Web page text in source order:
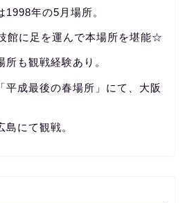
1998年の5月場所。
館に足を運んで本場所を堪能☆
所も観戦経験あり。
平成最後の春場所」にて、大阪
島にて観戦。